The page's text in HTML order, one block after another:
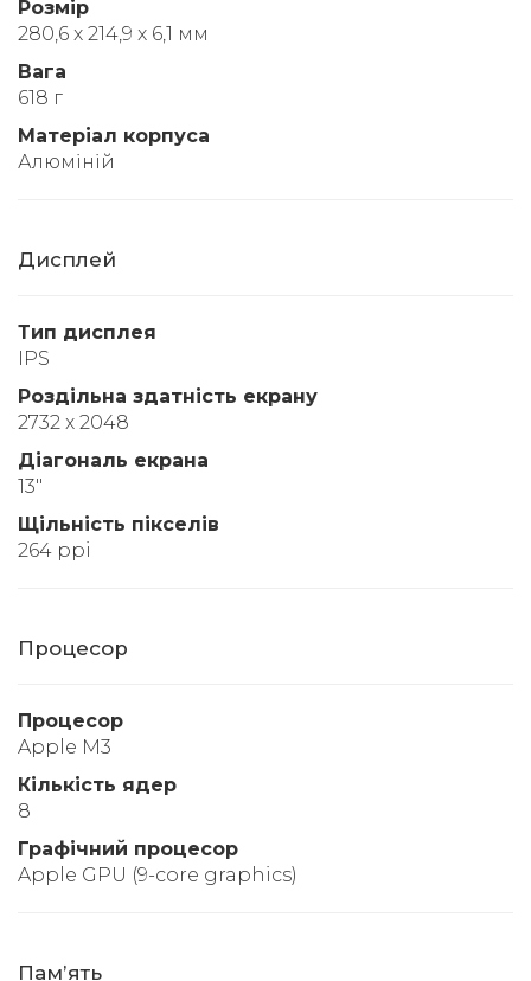
Розмір
280,6 x 214,9 x 6,1 мм
Вага
618 г
Матеріал корпуса
Алюміній
Дисплей
Тип дисплея
IPS
Роздільна здатність екрану
2732 x 2048
Діагональ екрана
13"
Щільність пікселів
264 ppi
Процесор
Процесор
Apple M3
Кількість ядер
8
Графічний процесор
Apple GPU (9-core graphics)
Памʼять